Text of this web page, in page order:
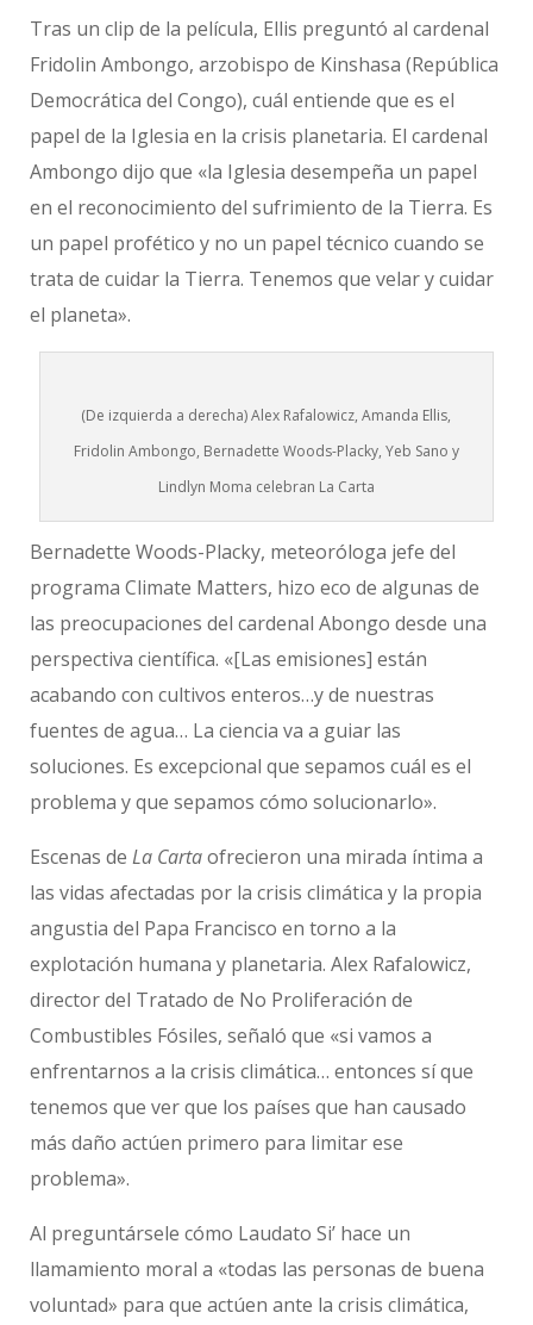
Tras un clip de la película, Ellis preguntó al cardenal
Fridolin Ambongo, arzobispo de Kinshasa (República
Democrática del Congo), cuál entiende que es el
papel de la Iglesia en la crisis planetaria. El cardenal
Ambongo dijo que «la Iglesia desempeña un papel
en el reconocimiento del sufrimiento de la Tierra. Es
un papel profético y no un papel técnico cuando se
trata de cuidar la Tierra. Tenemos que velar y cuidar
el planeta».
(De izquierda a derecha) Alex Rafalowicz, Amanda Ellis,
Fridolin Ambongo, Bernadette Woods-Placky, Yeb Sano y
Lindlyn Moma celebran La Carta
Bernadette Woods-Placky, meteoróloga jefe del
programa Climate Matters, hizo eco de algunas de
las preocupaciones del cardenal Abongo desde una
perspectiva científica. «[Las emisiones] están
acabando con cultivos enteros…y de nuestras
fuentes de agua… La ciencia va a guiar las
soluciones. Es excepcional que sepamos cuál es el
problema y que sepamos cómo solucionarlo».
Escenas de La Cartaofrecieron una mirada íntima a
las vidas afectadas por la crisis climática y la propia
angustia del Papa Francisco en torno a la
explotación humana y planetaria. Alex Rafalowicz,
director del Tratado de No Proliferación de
Combustibles Fósiles, señaló que «si vamos a
enfrentarnos a la crisis climática… entonces sí que
tenemos que ver que los países que han causado
más daño actúen primero para limitar ese
problema».
Al preguntársele cómo Laudato Si’ hace un
llamamiento moral a «todas las personas de buena
voluntad» para que actúen ante la crisis climática,